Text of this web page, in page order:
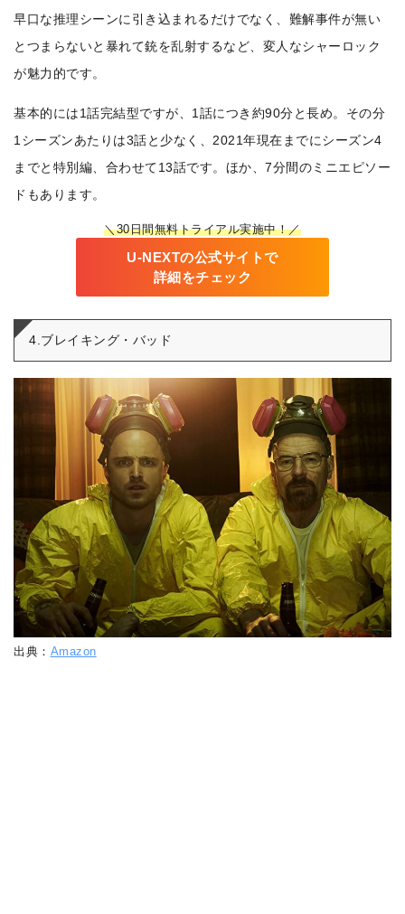
早口な推理シーンに引き込まれるだけでなく、難解事件が無い
とつまらないと暴れて銃を乱射するなど、変人なシャーロック
が魅力的です。
基本的には1話完結型ですが、1話につき約90分と長め。その分
1シーズンあたりは3話と少なく、2021年現在までにシーズン4
までと特別編、合わせて13話です。ほか、7分間のミニエピソー
ドもあります。
＼30日間無料トライアル実施中！／
U-NEXTの公式サイトで
詳細をチェック
4.ブレイキング・バッド
出典： Amazon